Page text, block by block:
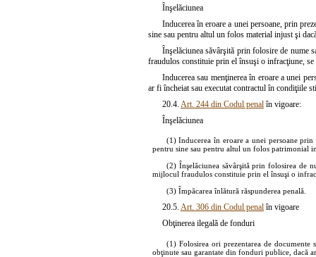
Înşelăciunea
Inducerea în eroare a unei persoane, prin
sine sau pentru altul un folos material injust şi
Înşelăciunea săvârşită prin folosire de nume
fraudulos constituie prin el însuşi o infracţiune,
Inducerea sau menţinerea în eroare a unei
ar fi încheiat sau executat contractul în condiţiile
20.4. Art. 244 din Codul penal în vigoare:
Înşelăciunea
(1) Inducerea în eroare a unei persoane prin
pentru sine sau pentru altul un folos patrimonial
(2) Înşelăciunea săvârşită prin folosirea de
mijlocul fraudulos constituie prin el însuşi o
(3) Împăcarea înlătură răspunderea penală.
20.5. Art. 306 din Codul penal în vigoare
Obţinerea ilegală de fonduri
(1) Folosirea ori prezentarea de
obţinute sau garantate din fonduri publice, dacă